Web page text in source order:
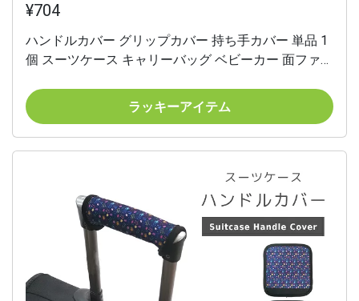
¥704
ハンドルカバー グリップカバー 持ち手カバー 単品 1
個 スーツケース キャリーバッグ ベビーカー 面ファス
単 カラバリ豊富 シンプル おしゃれ
ラッキーアイテム